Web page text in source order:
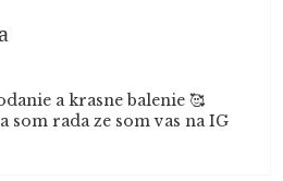
obchodu je 5 z 5 hvězdiček.
a krasne balenie 🥰
som rada ze som vas na IG